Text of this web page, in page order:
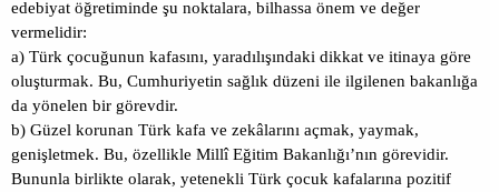
edebiyat öğretiminde şu noktalara, bilhassa önem ve değer
vermelidir:
a) Türk çocuğunun kafasını, yaradılışındaki dikkat ve itinaya göre
oluşturmak. Bu, Cumhuriyetin sağlık düzeni ile ilgilenen bakanlığa
da yönelen bir görevdir.
b) Güzel korunan Türk kafa ve zekâlarını açmak, yaymak,
genişletmek. Bu, özellikle Millî Eğitim Bakanlığı’nın görevidir.
Bununla birlikte olarak, yetenekli Türk çocuk kafalarına pozitif